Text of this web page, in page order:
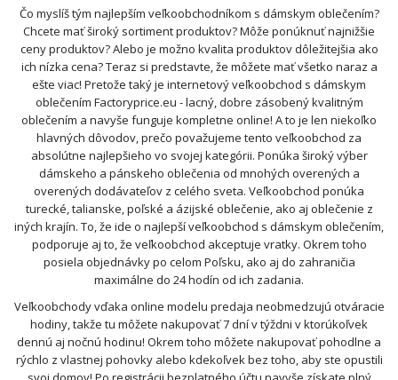
Čo myslíš tým najlepším veľkoobchodníkom s dámskym oblečením?
Chcete mať široký sortiment produktov? Môže ponúknuť najnižšie
ceny produktov? Alebo je možno kvalita produktov dôležitejšia ako
ich nízka cena? Teraz si predstavte, že môžete mať všetko naraz a
ešte viac! Pretože taký je internetový veľkoobchod s dámskym
oblečením Factoryprice.eu - lacný, dobre zásobený kvalitným
oblečením a navyše funguje kompletne online! A to je len niekoľko
hlavných dôvodov, prečo považujeme tento veľkoobchod za
absolútne najlepšieho vo svojej kategórii. Ponúka široký výber
dámskeho a pánskeho oblečenia od mnohých overených a
overených dodávateľov z celého sveta. Veľkoobchod ponúka
turecké, talianske, poľské a ázijské oblečenie, ako aj oblečenie z
iných krajín. To, že ide o najlepší veľkoobchod s dámskym oblečením,
podporuje aj to, že veľkoobchod akceptuje vratky. Okrem toho
posiela objednávky po celom Poľsku, ako aj do zahraničia
maximálne do 24 hodín od ich zadania.
Veľkoobchody vďaka online modelu predaja neobmedzujú otváracie
hodiny, takže tu môžete nakupovať 7 dní v týždni v ktorúkoľvek
dennú aj nočnú hodinu! Okrem toho môžete nakupovať pohodlne a
rýchlo z vlastnej pohovky alebo kdekoľvek bez toho, aby ste opustili